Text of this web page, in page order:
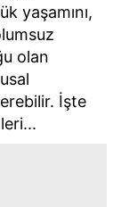
yaşamını,
olan
İşte